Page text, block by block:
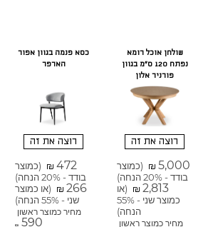
שולחן אוכל רומא
נפתח 120 ס"מ בגוון
פורניר אלון
רוצה את זה
₪ 5,000
(כמוצר
בודד - 20% הנחה)
₪ 2,813
(או
כמוצר שני - 55%
הנחה)
מחיר כמוצר ראשון
כסא פנמה בגוון אפור
הארפר
רוצה את זה
₪ 472
(כמוצר
בודד - 20% הנחה)
₪ 266
(או כמוצר
שני - 55% הנחה)
מחיר כמוצר ראשון
₪ 590